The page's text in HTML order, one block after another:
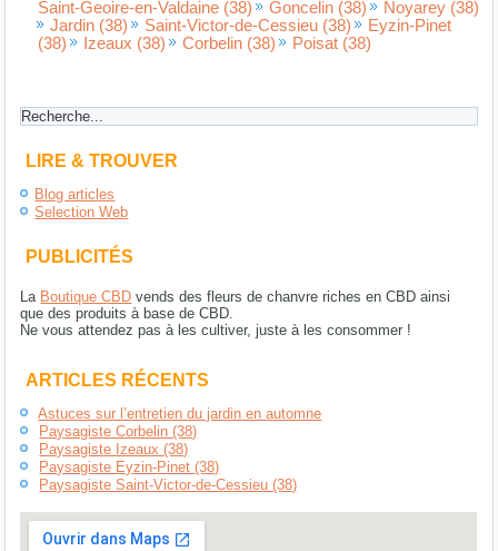
Saint-Geoire-en-Valdaine (38)
Goncelin (38)
Noyarey (38)
Jardin (38)
Saint-Victor-de-Cessieu (38)
Eyzin-Pinet
(38)
Izeaux (38) Corbelin (38) Poisat (38)
LIRE & TROUVER
Blog articles
Selection Web
PUBLICITÉS
La Boutique CBD vends des fleurs de chanvre riches en CBD ainsi
que des produits à base de CBD.
Ne vous attendez pas à les cultiver, juste à les consommer !
ARTICLES RÉCENTS
Astuces sur l’entretien du jardin en automne
Paysagiste Corbelin (38)
Paysagiste Izeaux (38)
Paysagiste Eyzin-Pinet (38)
Paysagiste Saint-Victor-de-Cessieu (38)